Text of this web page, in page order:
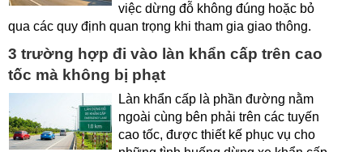
việc dừng đỗ không đúng hoặc bỏ
qua các quy định quan trọng khi tham gia giao thông.
3 trường hợp đi vào làn khẩn cấp trên cao
tốc mà không bị phạt
Làn khẩn cấp là phần đường nằm
ngoài cùng bên phải trên các tuyến
cao tốc, được thiết kế phục vụ cho